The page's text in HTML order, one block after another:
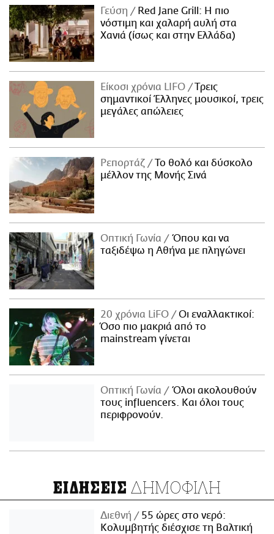
Γεύση
Red Jane Grill: Η πιο
νόστιμη και χαλαρή αυλή στα
Χανιά (ίσως και στην Ελλάδα)
Είκοσι χρόνια LIFO
Tρεις
σημαντικοί Έλληνες μουσικοί, τρεις
μεγάλες απώλειες
Ρεπορτάζ
Το θολό και δύσκολο
μέλλον της Μονής Σινά
Οπτική Γωνία
Όπου και να
ταξιδέψω η Αθήνα με πληγώνει
20 χρόνια LiFO
Οι εναλλακτικοί:
Όσο πιο μακριά από το
mainstream γίνεται
Οπτική Γωνία
Όλοι ακολουθούν
τους influencers. Και όλοι τους
περιφρονούν.
ΕΙΔΗΣΕΙΣ ΔΗΜΟΦΙΛΗ
Διεθνή
55 ώρες στο νερό:
Κολυμβητής διέσχισε τη Βαλτική